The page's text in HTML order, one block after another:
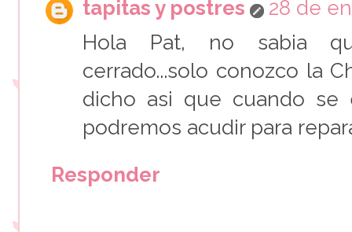
tapitas y postres
28 de
Hola Pat, no sabia
cerrado...solo conozco la
dicho asi que cuando se
podremos acudir para
Responder